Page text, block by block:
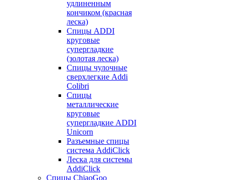
удлиненным
кончиком (красная
леска)
Спицы ADDI
круговые
супергладкие
(золотая леска)
Спицы чулочные
сверхлегкие Addi
Colibri
Спицы
металлические
круговые
супергладкие ADDI
Unicorn
Разъемные спицы
система AddiClick
Леска для системы
AddiClick
Спицы ChiaoGoo